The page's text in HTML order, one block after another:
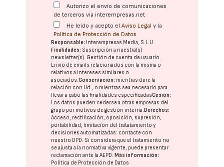
Autorizo el envío de comunicaciones
de terceros vía interempresas.net
He leído y acepto elAviso Legal y la
Política de Protección de Datos
Responsable: Interempresas Media, S.L.U.
Finalidades: Suscripción a nuestra(s)
newsletter(s). Gestión de cuenta de usuario.
Envío de emails relacionados con la misma o
relativos a intereses similares o
asociados.Conservación: mientras dure la
relación con Ud., o mientras sea necesario para
llevar a cabo las finalidades especificadasCesión:
Los datos pueden cederse a otras empresas del
grupo por motivos de gestión interna. Derechos:
Acceso, rectificación, oposición, supresión,
portabilidad, limitación del tratatamiento y
decisiones automatizadas: contacte con
nuestro DPD. Si considera que el tratamiento no
se ajusta a la normativa vigente, puede presentar
reclamación ante laAEPD. Más información:
Política de Protección de Datos